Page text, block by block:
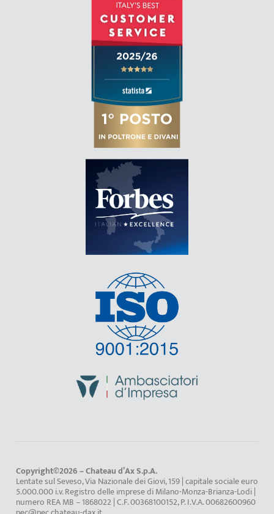
Copyright©2026 – Chateau d’Ax S.p.A.
Lentate sul Seveso, Via Nazionale dei Giovi, 159 | capitale sociale euro
5.000.000 i.v. Registro delle imprese di Milano-Monza-Brianza-Lodi |
numero REA MB – 1868022 | C.F. 00368100152, P. I.V.A. 00682600960